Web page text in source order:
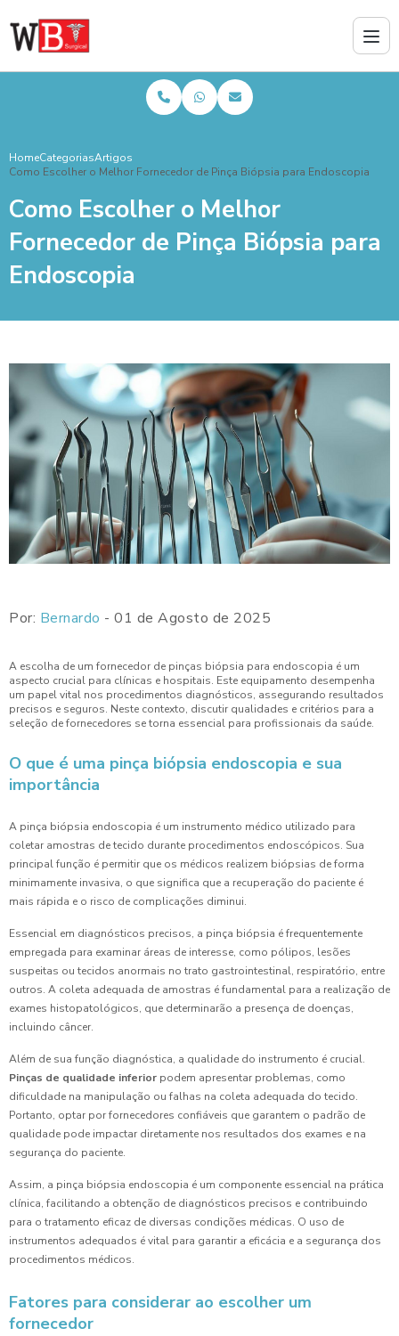
HomeCategoriasArtigos
Como Escolher o Melhor Fornecedor de Pinça Biópsia para Endoscopia
Como Escolher o Melhor
Fornecedor de Pinça Biópsia para
Endoscopia
Por: Bernardo - 01 de Agosto de 2025
A escolha de um fornecedor de pinças biópsia para endoscopia é um
aspecto crucial para clínicas e hospitais. Este equipamento desempenha
um papel vital nos procedimentos diagnósticos, assegurando resultados
precisos e seguros. Neste contexto, discutir qualidades e critérios para a
seleção de fornecedores se torna essencial para profissionais da saúde.
O que é uma pinça biópsia endoscopia e sua
importância
A pinça biópsia endoscopia é um instrumento médico utilizado para
coletar amostras de tecido durante procedimentos endoscópicos. Sua
principal função é permitir que os médicos realizem biópsias de forma
minimamente invasiva, o que significa que a recuperação do paciente é
mais rápida e o risco de complicações diminui.
Essencial em diagnósticos precisos, a pinça biópsia é frequentemente
empregada para examinar áreas de interesse, como pólipos, lesões
suspeitas ou tecidos anormais no trato gastrointestinal, respiratório, entre
outros. A coleta adequada de amostras é fundamental para a realização de
exames histopatológicos, que determinarão a presença de doenças,
incluindo câncer.
Além de sua função diagnóstica, a qualidade do instrumento é crucial.
Pinças de qualidade inferior podem apresentar problemas, como
dificuldade na manipulação ou falhas na coleta adequada do tecido.
Portanto, optar por fornecedores confiáveis que garantem o padrão de
qualidade pode impactar diretamente nos resultados dos exames e na
segurança do paciente.
Assim, a pinça biópsia endoscopia é um componente essencial na prática
clínica, facilitando a obtenção de diagnósticos precisos e contribuindo
para o tratamento eficaz de diversas condições médicas. O uso de
instrumentos adequados é vital para garantir a eficácia e a segurança dos
procedimentos médicos.
Fatores para considerar ao escolher um
fornecedor